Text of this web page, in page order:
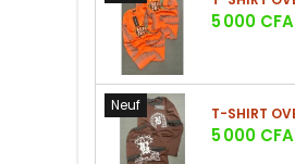
Prix
5 000 CFA
Neuf
Prix
5 000 CFA